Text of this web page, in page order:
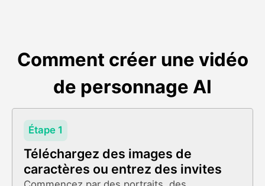
Comment créer une vidéo
de personnage AI
Étape 1
Téléchargez des images de
caractères ou entrez des invites